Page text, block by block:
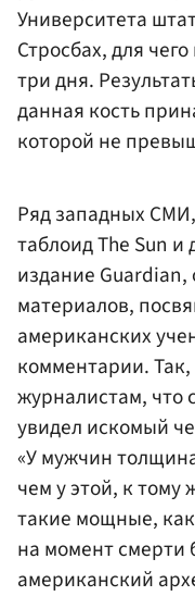
Университета
Стросбах, для
три дня.
данная кость
которой не
Ряд западных
таблоид The Sun и
издание
материалов,
американских
комментарии.
журналистам, что
увидел искомый
«У мужчин
чем у этой, к
такие мощные,
на момент смерти
американский